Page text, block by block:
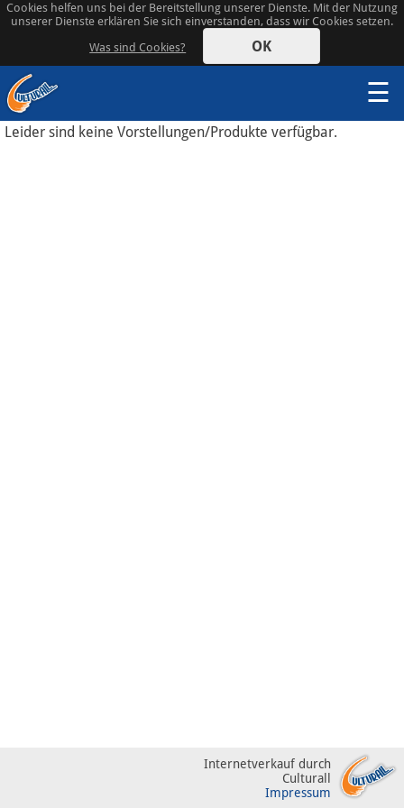
Cookies helfen uns bei der Bereitstellung unserer Dienste. Mit der Nutzung
unserer Dienste erklären Sie sich einverstanden, dass wir Cookies setzen.
Was sind Cookies?
OK
☰
Leider sind keine Vorstellungen/Produkte verfügbar.
Internetverkauf durch
Culturall
Impressum